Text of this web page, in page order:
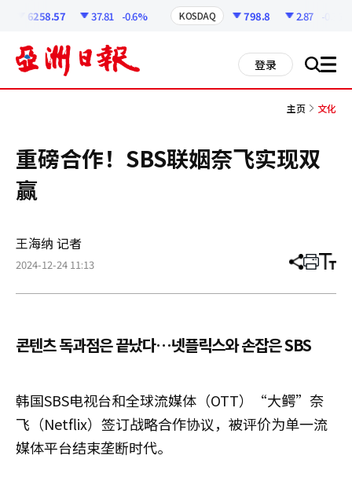
6258.57 37.81 -0.6% KOSDAQ 798.8 2.87 -0.36%
登录 搜 all
主页 文化
重磅合作！SBS联姻奈飞实现双
赢
王海纳 记者
2024-12-24 11:13 分
章
打 调
小
콘텐츠 독과점은 끝났다…넷플릭스와 손잡은 SBS
韩国SBS电视台和全球流媒体（OTT）“大鳄”奈
飞（Netflix）签订战略合作协议，被评价为单一流
媒体平台结束垄断时代。